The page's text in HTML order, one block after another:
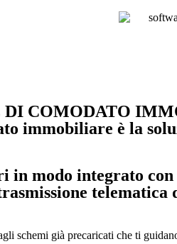
COMODATO
immobiliare è la
modo integrato
schemi già precaricati che ti